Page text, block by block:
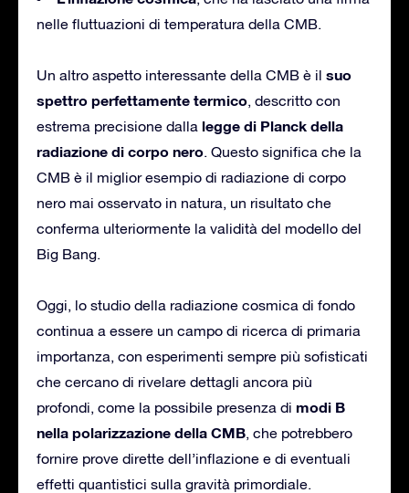
nelle fluttuazioni di temperatura della CMB.
Un altro aspetto interessante della CMB è il suo
spettro perfettamente termico, descritto con
estrema precisione dalla legge di Planck della
radiazione di corpo nero. Questo significa che la
CMB è il miglior esempio di radiazione di corpo
nero mai osservato in natura, un risultato che
conferma ulteriormente la validità del modello del
Big Bang.
Oggi, lo studio della radiazione cosmica di fondo
continua a essere un campo di ricerca di primaria
importanza, con esperimenti sempre più sofisticati
che cercano di rivelare dettagli ancora più
profondi, come la possibile presenza di modi B
nella polarizzazione della CMB, che potrebbero
fornire prove dirette dell’inflazione e di eventuali
effetti quantistici sulla gravità primordiale.